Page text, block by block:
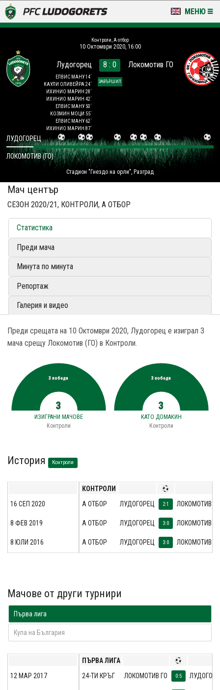
МЕНЮ
LUDOGORETS TV
НА ТЕРЕНА
СТАДИОН & БАЗИ
ЗА ФЕНОВЕ
Контроли, А отбор
10 Октомври 2020, 16:00
Лудогорец
ЕЛВИС МАНУ 14´
КАУЛИ ОЛИВЕЙРА 24´
ИХИНИО МАРИН 28´
ИХИНИО МАРИН 42´
ЕЛВИС МАНУ 50´
КОЗМИН МОЦИ 55´
ЕЛВИС МАНУ 62´
ИХИНИО МАРИН 87´
8 : 0
ЗАВЪРШИЛ
Локомотив ГО
Стадион "Гнездо на орли", Разград
ЛУДОГОРЕЦ
ЛОКОМОТИВ (ГО)
Мач център
СЕЗОН 2020/21, КОНТРОЛИ, А ОТБОР
Статистика
Преди мача
Минута по минута
Репортаж
Галерия и видео
Преди срещата на 10 Октомври 2020, Лудогорец е изиграл 3
мача срещу Локомотив (ГО) в Контроли.
3 победи
3
ИЗИГРАНИ МАЧОВЕ
Контроли
3 победи
3
КАТО ДОМАКИН
Контроли
История Контроли
КОНТРОЛИ
А ОТБОР
ЛУДОГОРЕЦ 2:1 ЛОКОМОТИВ ГО
А ОТБОР ЛУДОГОРЕЦ 3:0 ЛОКОМОТИВ ГО
А ОТБОР ЛУДОГОРЕЦ 3:0 ЛОКОМОТИВ ГО
16 СЕП 2020
8 ФЕВ 2019
8 ЮЛИ 2016
Мачове от други турнири
Първа лига
Купа на България
ПЪРВА ЛИГА
24-ТИ КРЪГ
ЛОКОМОТИВ ГО 0:5
12 МАР 2017